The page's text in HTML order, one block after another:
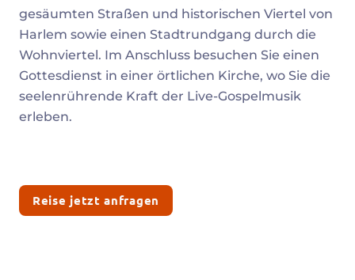
gesäumten Straßen und historischen Viertel von
Harlem sowie einen Stadtrundgang durch die
Wohnviertel. Im Anschluss besuchen Sie einen
Gottesdienst in einer örtlichen Kirche, wo Sie die
seelenrührende Kraft der Live-Gospelmusik
erleben.
Reise jetzt anfragen